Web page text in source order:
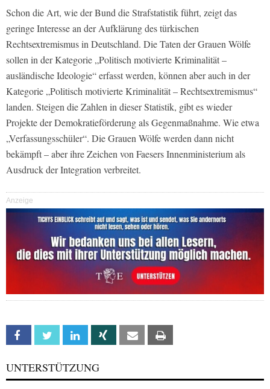
Schon die Art, wie der Bund die Strafstatistik führt, zeigt das
geringe Interesse an der Aufklärung des türkischen
Rechtsextremismus in Deutschland. Die Taten der Grauen Wölfe
sollen in der Kategorie „Politisch motivierte Kriminalität –
ausländische Ideologie“ erfasst werden, können aber auch in der
Kategorie „Politisch motivierte Kriminalität – Rechtsextremismus“
landen. Steigen die Zahlen in dieser Statistik, gibt es wieder
Projekte der Demokratieförderung als Gegenmaßnahme. Wie etwa
„Verfassungsschüler“. Die Grauen Wölfe werden dann nicht
bekämpft – aber ihre Zeichen von Faesers Innenministerium als
Ausdruck der Integration verbreitet.
Anzeige
Facebook Twitter Linkedin Xing Email
UNTERSTÜTZUNG